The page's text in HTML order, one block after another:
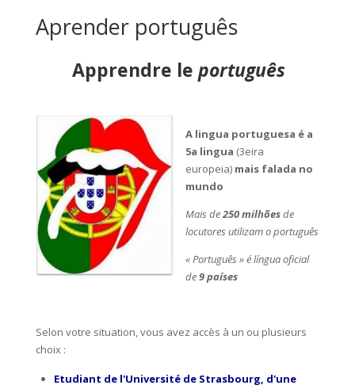
Aprender português
Apprendre leportuguês
A lingua portuguesa é a
5a lingua (3eira
europeia)mais falada no
mundo
Mais de250 milhõesde
locutores utilizam o português
« Português » é língua oficial
de9 países
Selon votre situation, vous avez accès à un ou plusieurs
choix :
Etudiant de l'Université de Strasbourg, d'une